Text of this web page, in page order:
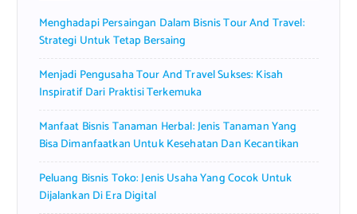
:Menghadapi Persaingan Dalam Bisnis Tour And Travel:
Strategi Untuk Tetap Bersaing
Menjadi Pengusaha Tour And Travel Sukses: Kisah
Inspiratif Dari Praktisi Terkemuka
Manfaat Bisnis Tanaman Herbal: Jenis Tanaman Yang
Bisa Dimanfaatkan Untuk Kesehatan Dan Kecantikan
Peluang Bisnis Toko: Jenis Usaha Yang Cocok Untuk
Dijalankan Di Era Digital